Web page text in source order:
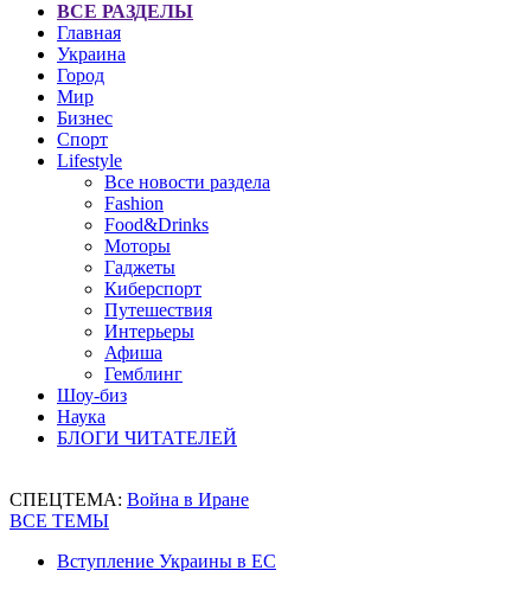
ВСЕ РАЗДЕЛЫ
Главная
Украина
Город
Мир
Бизнес
Спорт
Lifestyle
Все новости раздела
Fashion
Food&Drinks
Моторы
Гаджеты
Киберспорт
Путешествия
Интерьеры
Афиша
Гемблинг
Шоу-биз
Наука
БЛОГИ ЧИТАТЕЛЕЙ
СПЕЦТЕМА: Война в Иране
ВСЕ ТЕМЫ
Вступление Украины в ЕС